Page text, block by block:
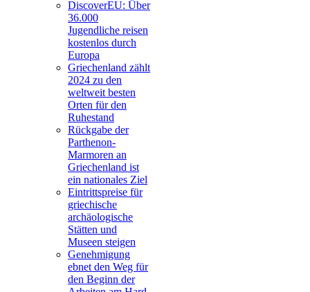
DiscoverEU: Über
36.000
Jugendliche reisen
kostenlos durch
Europa
Griechenland zählt
2024 zu den
weltweit besten
Orten für den
Ruhestand
Rückgabe der
Parthenon-
Marmoren an
Griechenland ist
ein nationales Ziel
Eintrittspreise für
griechische
archäologische
Stätten und
Museen steigen
Genehmigung
ebnet den Weg für
den Beginn der